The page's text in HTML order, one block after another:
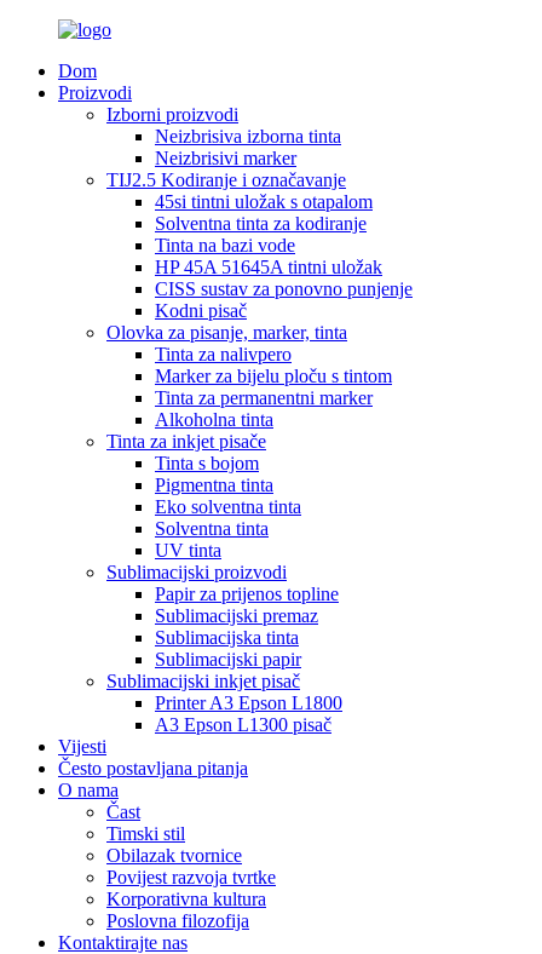
Dom
Proizvodi
Izborni proizvodi
Neizbrisiva izborna tinta
Neizbrisivi marker
TIJ2.5 Kodiranje i označavanje
45si tintni uložak s otapalom
Solventna tinta za kodiranje
Tinta na bazi vode
HP 45A 51645A tintni uložak
CISS sustav za ponovno punjenje
Kodni pisač
Olovka za pisanje, marker, tinta
Tinta za nalivpero
Marker za bijelu ploču s tintom
Tinta za permanentni marker
Alkoholna tinta
Tinta za inkjet pisače
Tinta s bojom
Pigmentna tinta
Eko solventna tinta
Solventna tinta
UV tinta
Sublimacijski proizvodi
Papir za prijenos topline
Sublimacijski premaz
Sublimacijska tinta
Sublimacijski papir
Sublimacijski inkjet pisač
Printer A3 Epson L1800
A3 Epson L1300 pisač
Vijesti
Često postavljana pitanja
O nama
Čast
Timski stil
Obilazak tvornice
Povijest razvoja tvrtke
Korporativna kultura
Poslovna filozofija
Kontaktirajte nas